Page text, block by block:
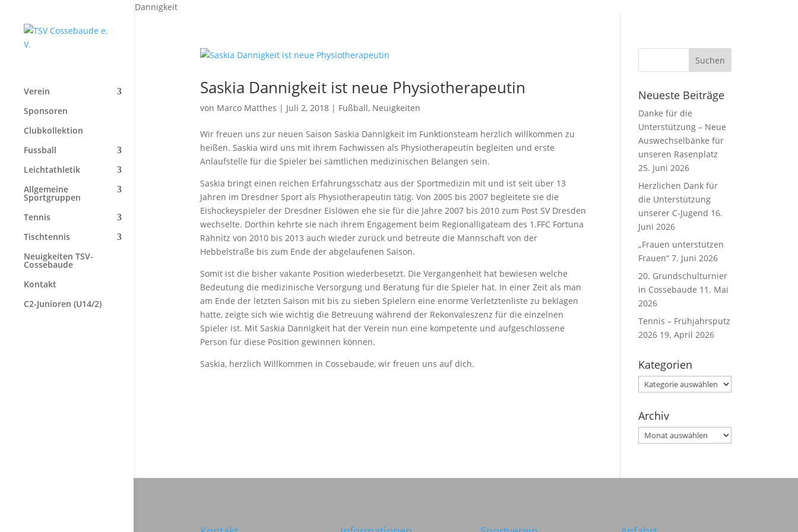
Saskia Dannigkeit
Verein
Sponsoren
Clubkollektion
Fussball
Leichtathletik
Allgemeine
Sportgruppen
Tennis
Tischtennis
Neuigkeiten TSV-
Cossebaude
Kontakt
C2-Junioren (U14/2)
Saskia Dannigkeit ist neue Physiotherapeutin
von Marco Matthes | Juli 2, 2018 | Fußball, Neuigkeiten
Wir freuen uns zur neuen Saison Saskia Dannigkeit im Funktionsteam herzlich willkommen zu
heißen. Saskia wird uns mit ihrem Fachwissen als Physiotherapeutin begleiten und erste
Anlaufstelle für die Spieler bei sämtlichen medizinischen Belangen sein.
Saskia bringt einen reichen Erfahrungsschatz aus der Sportmedizin mit und ist seit über 13
Jahren im Dresdner Sport als Physiotherapeutin tätig. Von 2005 bis 2007 begleitete sie die
Eishockeyspieler der Dresdner Eislöwen ehe sie für die Jahre 2007 bis 2010 zum Post SV Dresden
wechselte. Dorthin kehrte sie nach ihrem Engagement beim Regionalligateam des 1.FFC Fortuna
Rähnitz von 2010 bis 2013 auch wieder zurück und betreute die Mannschaft von der
Hebbelstraße bis zum Ende der abgelaufenen Saison.
Somit ist die bisher vakante Position wiederbesetzt. Die Vergangenheit hat bewiesen welche
Bedeutung die medizinische Versorgung und Beratung für die Spieler hat. In einer Zeit als man
am Ende der letzten Saison mit bis zu sieben Spielern eine enorme Verletztenliste zu beklagen
hatte, zeigte sich wie wichtig die Betreuung während der Rekonvaleszenz für die einzelnen
Spieler ist. Mit Saskia Dannigkeit hat der Verein nun eine kompetente und aufgeschlossene
Person für diese Position gewinnen können.
Saskia, herzlich Willkommen in Cossebaude, wir freuen uns auf dich.
Neueste Beiträge
Danke für die
Unterstützung – Neue
Auswechselbänke für
unseren Rasenplatz
25. Juni 2026
Herzlichen Dank für
die Unterstützung
unserer C-Jugend 16.
Juni 2026
„Frauen unterstützen
Frauen“ 7. Juni 2026
20. Grundschulturnier
in Cossebaude 11. Mai
2026
Tennis – Frühjahrsputz
2026 19. April 2026
Kategorien
Kategorien
Archiv
Archiv